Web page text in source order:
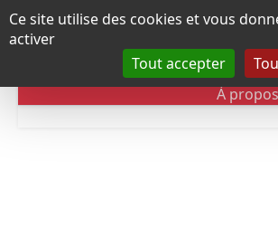
Panneau de gestion des cookies
Ce site utilise des cookies et vous
activer
Tout accepter
DOSSIERS
À propos